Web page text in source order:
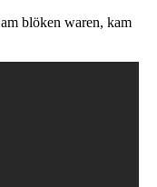
blöken waren, kam